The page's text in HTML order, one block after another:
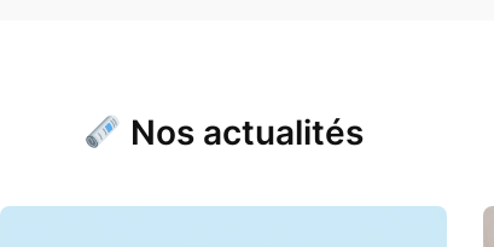
Nos actualités